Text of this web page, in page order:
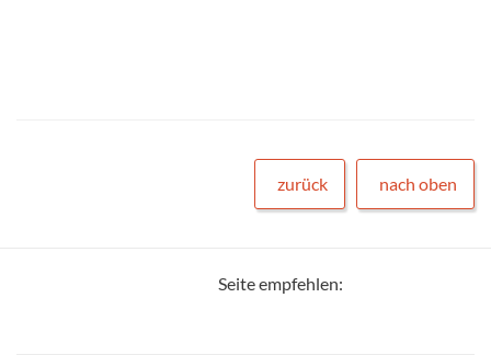
zurück nach oben
Seite empfehlen: